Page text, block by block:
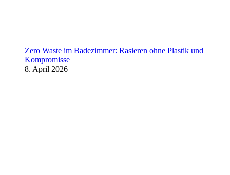
Zero Waste im Badezimmer: Rasieren ohne Plastik und
Kompromisse
8. April 2026